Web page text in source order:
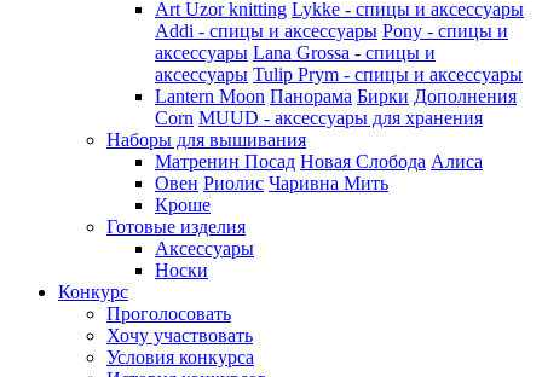
Art Uzor knitting Lykke - спицы и аксессуары
Addi - спицы и аксессуары Pony - спицы и
аксессуары Lana Grossa - спицы и
аксессуары Tulip Prym - спицы и аксессуары
Lantern Moon Панорама Бирки Дополнения
Corn MUUD - аксессуары для хранения
Наборы для вышивания
Матренин Посад Новая Слобода Алиса
Овен Риолис Чаривна Мить
Кроше
Готовые изделия
Аксессуары
Носки
Конкурс
Проголосовать
Хочу участвовать
Условия конкурса